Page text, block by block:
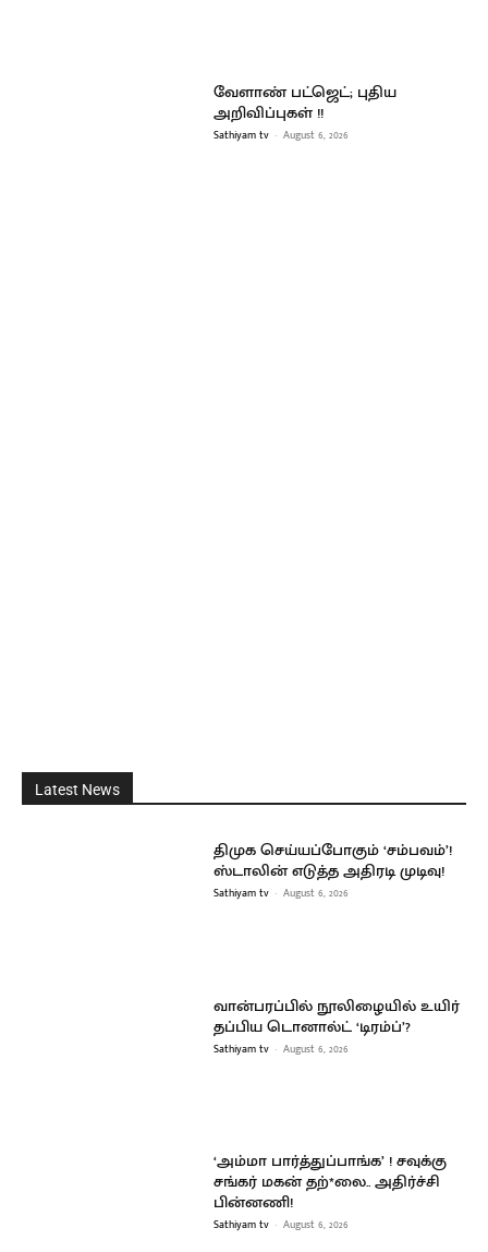
வேளாண் பட்ஜெட்; புதிய
அறிவிப்புகள் !!
Sathiyam tv - August 6, 2026
Latest News
திமுக செய்யப்போகும் ‘சம்பவம்’!
ஸ்டாலின் எடுத்த அதிரடி முடிவு!
Sathiyam tv - August 6, 2026
வான்பரப்பில் நூலிழையில் உயிர்
தப்பிய டொனால்ட் ‘டிரம்ப்’?
Sathiyam tv - August 6, 2026
‘அம்மா பார்த்துப்பாங்க’ ! சவுக்கு
சங்கர் மகன் தற்*லை.. அதிர்ச்சி
பின்னணி!
Sathiyam tv - August 6, 2026